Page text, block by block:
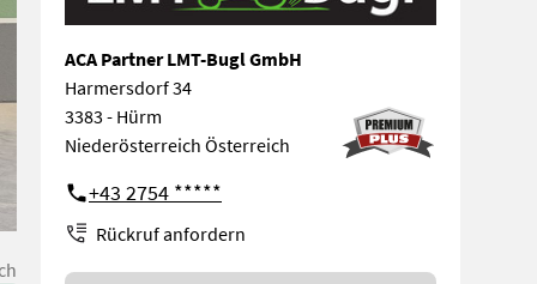
ACA Partner LMT-Bugl GmbH
Harmersdorf 34
3383 - Hürm
Niederösterreich Österreich
+43 2754 *****
Rückruf anfordern